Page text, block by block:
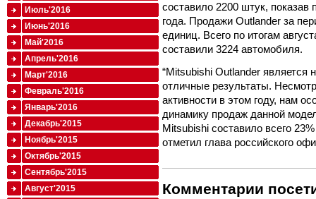
составило 2200 штук, показав
года. Продажи Outlander за
единиц. Всего по итогам
составили 3224 автомобиля.
“Mitsubishi Outlander
отличные результаты.
активности в этом году, нам
динамику продаж данной
Mitsubishi составило всего
отметил глава российского
Комментарии
Июль'2016
Июнь'2016
Май'2016
Апрель'2016
Март'2016
Февраль'2016
Январь'2016
Декабрь'2015
Ноябрь'2015
Октябрь'2015
Сентябрь'2015
Август'2015